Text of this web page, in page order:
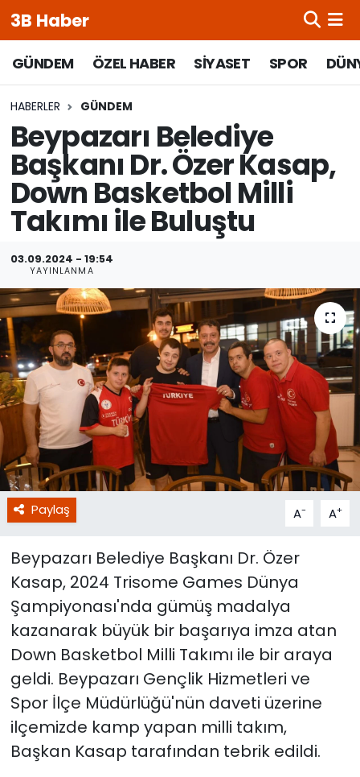
3B Haber
GÜNDEM ÖZEL HABER SİYASET SPOR
HABERLER GÜNDEM
Beypazarı Belediye
Başkanı Dr. Özer Kasap,
Down Basketbol Milli
Takımı ile Buluştu
03.09.2024 - 19:54
YAYINLANMA
Paylaş A- A+
Beypazarı Belediye Başkanı Dr. Özer
Kasap, 2024 Trisome Games Dünya
Şampiyonası'nda gümüş madalya
kazanarak büyük bir başarıya imza atan
Down Basketbol Milli Takımı ile bir araya
geldi. Beypazarı Gençlik Hizmetleri ve
Spor İlçe Müdürlüğü'nün daveti üzerine
ilçemizde kamp yapan milli takım,
Başkan Kasap tarafından tebrik edildi.
Beypazarı Hava Durumu
Beypazarı Trafik Yoğunluk Haritası
Süper Lig Puan Durumu ve Fikstür
Tüm Manşetler
Son Dakika Haberleri
Haber Arşivi